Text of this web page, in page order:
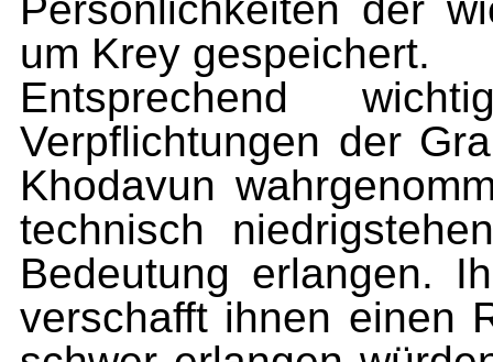
um Krey gespeichert.
Entsprechend
Verpflichtungen der
Khodavun
technisch
Bedeutung erlangen.
verschafft ihnen einen